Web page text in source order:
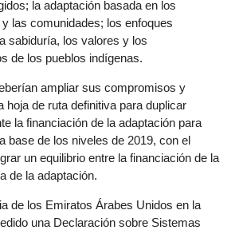
la adaptación basada en los
las comunidades; los enfoques
sabiduría, los valores y los
de los pueblos indígenas.
ampliar sus compromisos y
hoja de ruta definitiva para duplicar
la financiación de la adaptación para
base de los niveles de 2019, con el
un equilibrio entre la financiación de la
de la adaptación.
de los Emiratos Árabes Unidos en la
una Declaración sobre Sistemas